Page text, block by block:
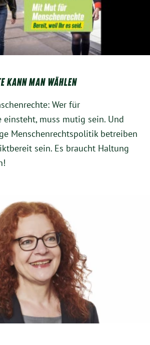
KANN MAN WÄHLEN
Wer für
einsteht, muss mutig sein. Und
Menschenrechtspolitik betreiben
sein. Es braucht Haltung